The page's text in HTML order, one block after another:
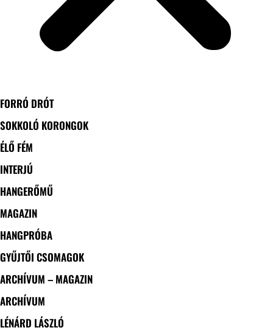
FORRÓ DRÓT
SOKKOLÓ KORONGOK
ÉLŐ FÉM
INTERJÚ
HANGERŐMŰ
MAGAZIN
HANGPRÓBA
GYŰJTŐI CSOMAGOK
ARCHÍVUM – MAGAZIN
ARCHÍVUM
LÉNÁRD LÁSZLÓ